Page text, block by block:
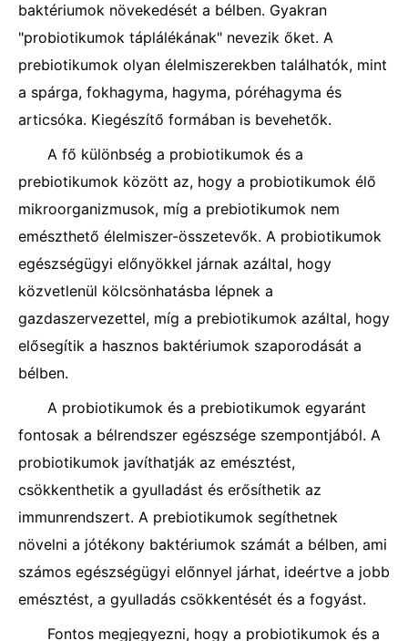
baktériumok növekedését a bélben. Gyakran
"probiotikumok táplálékának" nevezik őket. A
prebiotikumok olyan élelmiszerekben találhatók, mint
a spárga, fokhagyma, hagyma, póréhagyma és
articsóka. Kiegészítő formában is bevehetők.
A fő különbség a probiotikumok és a
prebiotikumok között az, hogy a probiotikumok élő
mikroorganizmusok, míg a prebiotikumok nem
emészthető élelmiszer-összetevők. A probiotikumok
egészségügyi előnyökkel járnak azáltal, hogy
közvetlenül kölcsönhatásba lépnek a
gazdaszervezettel, míg a prebiotikumok azáltal, hogy
elősegítik a hasznos baktériumok szaporodását a
bélben.
A probiotikumok és a prebiotikumok egyaránt
fontosak a bélrendszer egészsége szempontjából. A
probiotikumok javíthatják az emésztést,
csökkenthetik a gyulladást és erősíthetik az
immunrendszert. A prebiotikumok segíthetnek
növelni a jótékony baktériumok számát a bélben, ami
számos egészségügyi előnnyel járhat, ideértve a jobb
emésztést, a gyulladás csökkentését és a fogyást.
Fontos megjegyezni, hogy a probiotikumok és a